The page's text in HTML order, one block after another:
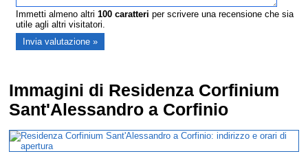
Immetti almeno altri100 caratteri per scrivere una recensione che sia
utile agli altri visitatori.
Immagini di Residenza Corfinium
Sant'Alessandro a Corfinio